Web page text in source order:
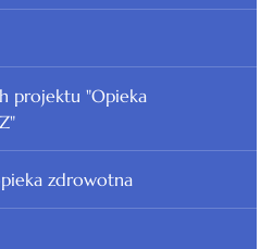
projektu "Opieka
zdrowotna